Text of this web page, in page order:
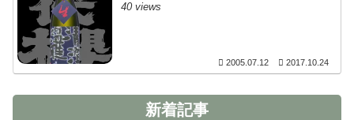
40 views
2005.07.12 2017.10.24
新着記事